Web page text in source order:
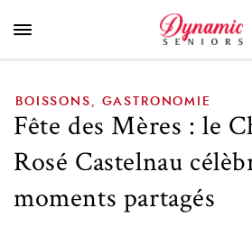
célèbre les moments
BOISSONS GASTRONOMIE
Fête des Mères : le
Rosé Castelnau
moments partagés